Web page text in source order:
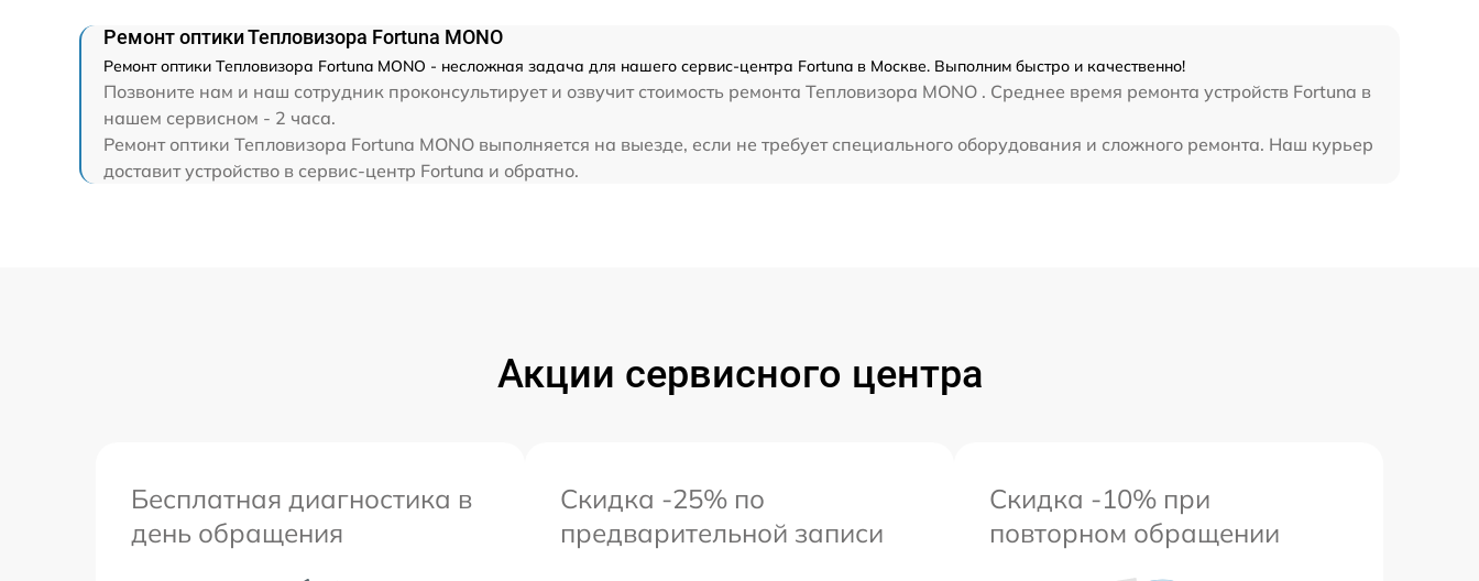
Ремонт оптики Тепловизора Fortuna MONO
Ремонт оптики Тепловизора Fortuna MONO - несложная задача для нашего сервис-центра Fortuna в Москве. Выполним быстро и качественно!
Позвоните нам и наш сотрудник проконсультирует и озвучит стоимость ремонта Тепловизора MONO . Среднее время ремонта устройств Fortuna в
нашем сервисном - 2 часа.
Ремонт оптики Тепловизора Fortuna MONO выполняется на выезде, если не требует специального оборудования и сложного ремонта. Наш курьер
доставит устройство в сервис-центр Fortuna и обратно.
Акции сервисного центра
Бесплатная диагностика в
день обращения
Скидка -25% по
предварительной записи
Скидка -10% при
повторном обращении